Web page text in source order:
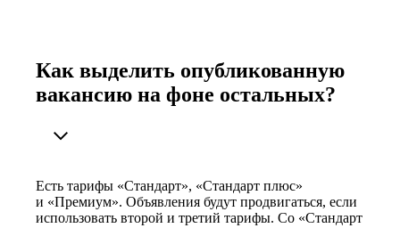
Как выделить опубликованную
вакансию на фоне остальных?
Есть тарифы «Стандарт», «Стандарт плюс»
и «Премиум». Объявления будут продвигаться, если
использовать второй и третий тарифы. Со «Стандарт